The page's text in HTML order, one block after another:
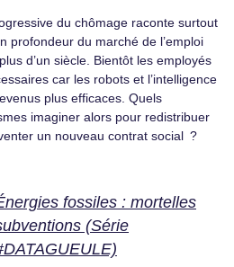
du chômage raconte surtout
profondeur du marché de l’emploi
d’un siècle. Bientôt les employés
car les robots et l’intelligence
plus efficaces. Quels
imaginer alors pour redistribuer
un nouveau contrat social ?
fossiles : mortelles
(Série